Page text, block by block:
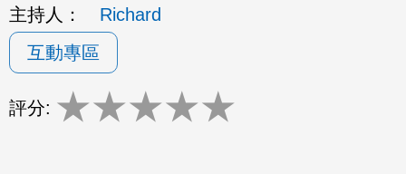
主持人：
Richard
互動專區
評分: ★★★★★